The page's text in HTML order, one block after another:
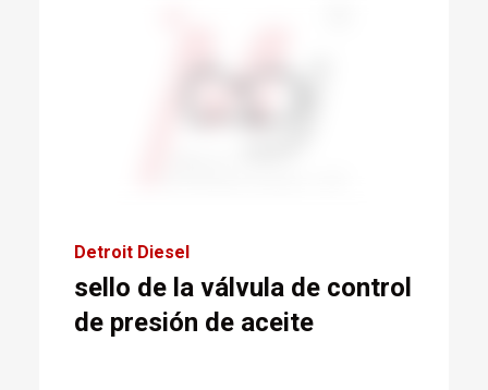
Detroit Diesel
sello de la válvula de control
de presión de aceite